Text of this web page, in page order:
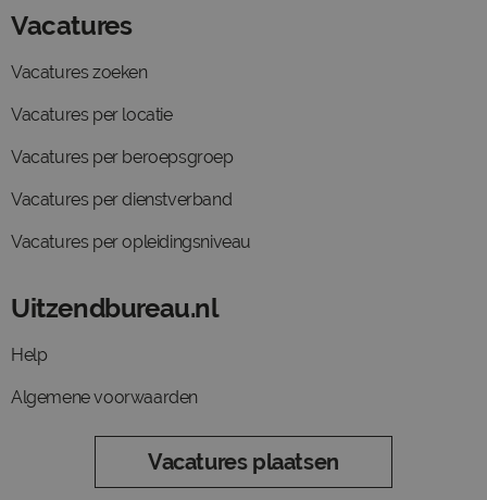
Vacatures
Vacatures zoeken
Vacatures per locatie
Vacatures per beroepsgroep
Vacatures per dienstverband
Vacatures per opleidingsniveau
Uitzendbureau.nl
Help
Algemene voorwaarden
Vacatures plaatsen